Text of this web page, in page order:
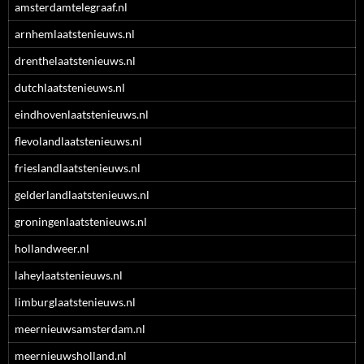
amsterdamtelegraaf.nl
arnhemlaatstenieuws.nl
drenthelaatstenieuws.nl
dutchlaatstenieuws.nl
eindhovenlaatstenieuws.nl
flevolandlaatstenieuws.nl
frieslandlaatstenieuws.nl
gelderlandlaatstenieuws.nl
groningenlaatstenieuws.nl
hollandweer.nl
laheylaatstenieuws.nl
limburglaatstenieuws.nl
meernieuwsamsterdam.nl
meernieuwsholland.nl